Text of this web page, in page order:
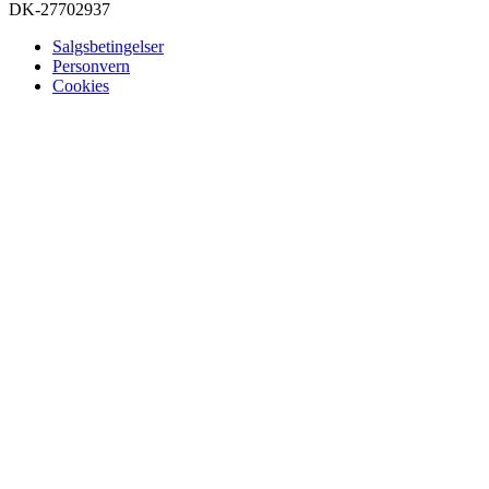
DK-27702937
Salgsbetingelser
Personvern
Cookies